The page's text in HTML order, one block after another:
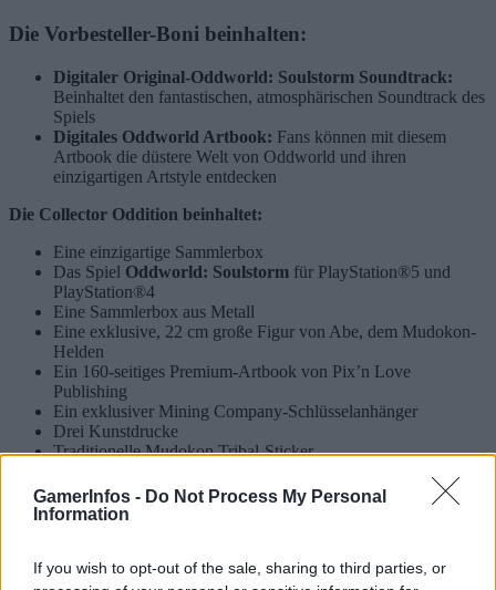
GamerInfos - Do Not Process My Personal
Information
If you wish to opt-out of the sale, sharing to third parties, or
Die Vorbesteller-Boni beinhalten:
Digitaler Original-Oddworld: Soulstorm Soundtrack:
Beinhaltet den fantastischen, atmosphärischen Soundtrack des
Spiels
Digitales Oddworld Artbook: Fans können mit diesem
Artbook die düstere Welt von Oddworld und ihren
einzigartigen Artstyle entdecken
Die Collector Oddition beinhaltet:
Eine einzigartige Sammlerbox
Das Spiel Oddworld: Soulstorm für PlayStation®5 und
PlayStation®4
Eine Sammlerbox aus Metall
Eine exklusive, 22 cm große Figur von Abe, dem Mudokon-
Helden
Ein 160-seitiges Premium-Artbook von Pix’n Love
Publishing
Ein exklusiver Mining Company-Schlüsselanhänger
Drei Kunstdrucke
Traditionelle Mudokon Tribal-Sticker